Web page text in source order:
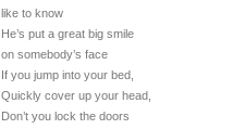
like to know
He’s put a great big smile
on somebody’s face
If you jump into your bed,
Quickly cover up your head,
Don’t you lock the doors